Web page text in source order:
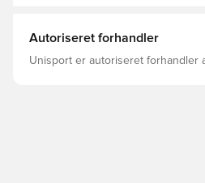
Autoriseret forhandler
Unisport er autoriseret forhandler